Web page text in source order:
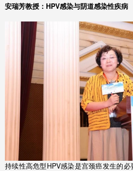
安瑞芳教授：HPV感染与阴道感染性疾病
持续性高危型HPV感染是宫颈癌发生的